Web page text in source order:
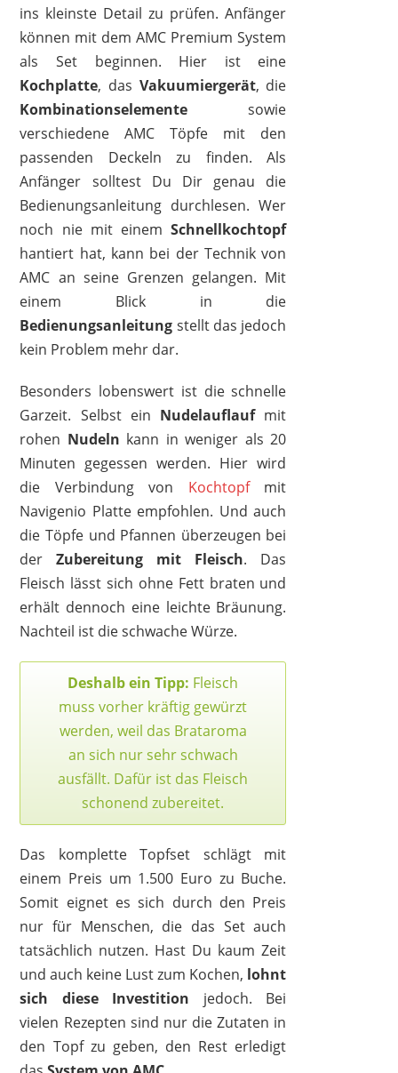
ins kleinste Detail zu prüfen. Anfänger
können mit dem AMC Premium System
als Set beginnen. Hier ist eine
Kochplatte, das Vakuumiergerät, die
Kombinationselemente sowie
verschiedene AMC Töpfe mit den
passenden Deckeln zu finden. Als
Anfänger solltest Du Dir genau die
Bedienungsanleitung durchlesen. Wer
noch nie mit einemSchnellkochtopf
hantiert hat, kann bei der Technik von
AMC an seine Grenzen gelangen. Mit
einem Blick in die
Bedienungsanleitung stellt das jedoch
kein Problem mehr dar.
Besonders lobenswert ist die schnelle
Garzeit. Selbst ein Nudelauflaufmit
rohen Nudeln kann in weniger als 20
Minuten gegessen werden. Hier wird
die Verbindung von Kochtopfmit
Navigenio Platte empfohlen. Und auch
die Töpfe und Pfannen überzeugen bei
derZubereitung mit Fleisch. Das
Fleisch lässt sich ohne Fett braten und
erhält dennoch eine leichte Bräunung.
Nachteil ist die schwache Würze.
Deshalb ein Tipp: Fleisch
muss vorher kräftig gewürzt
werden, weil das Brataroma
an sich nur sehr schwach
ausfällt. Dafür ist das Fleisch
schonend zubereitet.
Das komplette Topfset schlägt mit
einem Preis um 1.500 Euro zu Buche.
Somit eignet es sich durch den Preis
nur für Menschen, die das Set auch
tatsächlich nutzen. Hast Du kaum Zeit
und auch keine Lust zum Kochen, lohnt
sich diese Investition jedoch. Bei
vielen Rezepten sind nur die Zutaten in
den Topf zu geben, den Rest erledigt